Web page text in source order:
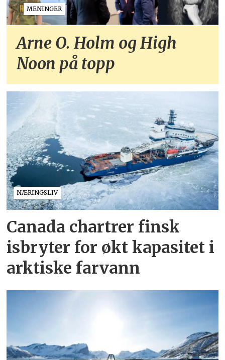
MENINGER
Arne O. Holm og High
Noon på topp
NÆRINGSLIV
Canada chartrer finsk
isbryter for økt kapasitet i
arktiske farvann